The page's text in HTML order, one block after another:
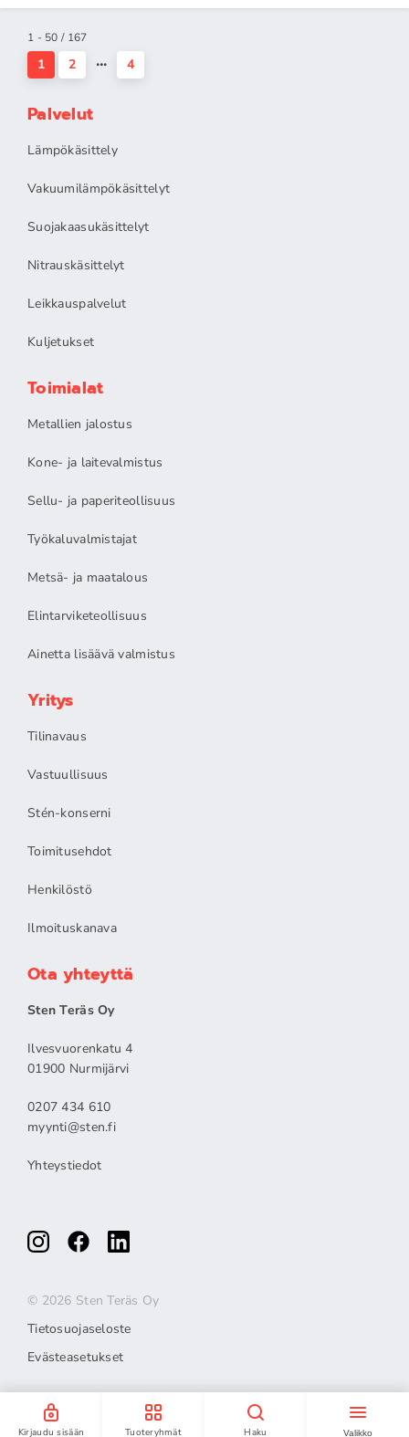
Kirjaudu sisään Tuoteryhmät Haku Valikko
1 - 50 / 167
1 2 4
Palvelut
Lämpökäsittely
Vakuumilämpökäsittelyt
Suojakaasukäsittelyt
Nitrauskäsittelyt
Leikkauspalvelut
Kuljetukset
Toimialat
Metallien jalostus
Kone- ja laitevalmistus
Sellu- ja paperiteollisuus
Työkaluvalmistajat
Metsä- ja maatalous
Elintarviketeollisuus
Ainetta lisäävä valmistus
Yritys
Tilinavaus
Vastuullisuus
Stén-konserni
Toimitusehdot
Henkilöstö
Ilmoituskanava
Ota yhteyttä
Sten Teräs Oy
Ilvesvuorenkatu 4
01900 Nurmijärvi
0207 434 610
myynti@sten.fi
Yhteystiedot
© 2026 Sten Teräs Oy
Tietosuojaseloste
Evästeasetukset